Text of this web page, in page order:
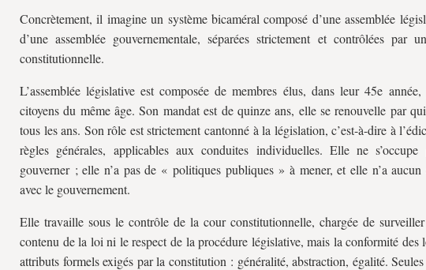
Concrètement, il imagine un système bicaméral composé d’une assemblée
d’une assemblée gouvernementale, séparées strictement et contrôlées par
constitutionnelle.
L’assemblée législative est composée de membres élus, dans leur 45e
citoyens du même âge. Son mandat est de quinze ans, elle se renouvelle par
tous les ans. Son rôle est strictement cantonné à la législation, c’est-à-dire à
règles générales, applicables aux conduites individuelles. Elle ne s’occupe
gouverner ; elle n’a pas de « politiques publiques » à mener, et elle n’a aucun
avec le gouvernement.
Elle travaille sous le contrôle de la cour constitutionnelle, chargée de
contenu de la loi ni le respect de la procédure législative, mais la conformité des
attributs formels exigés par la constitution : généralité, abstraction, égalité.